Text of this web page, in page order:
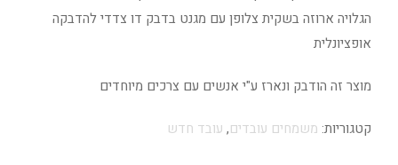
הגלויה ארוזה בשקית צלופן עם מגנט בדבק דו צדדי להדבקה
אופציונלית
מוצר זה הודבק ונארז ע"י אנשים עם צרכים מיוחדים
קטגוריות: משמחים עובדים, עובד חדש